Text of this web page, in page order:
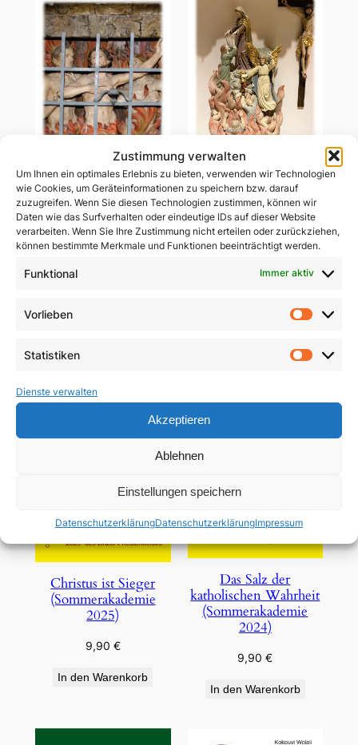
Zustimmung verwalten
Um Ihnen ein optimales Erlebnis zu bieten, verwenden wir Technologien
wie Cookies, um Geräteinformationen zu speichern bzw. darauf
zuzugreifen. Wenn Sie diesen Technologien zustimmen, können wir
Daten wie das Surfverhalten oder eindeutige IDs auf dieser Website
verarbeiten. Wenn Sie Ihre Zustimmung nicht erteilen oder zurückziehen,
können bestimmte Merkmale und Funktionen beeinträchtigt werden.
Funktional Immer aktiv
Vorlieben
Statistiken
Dienste verwalten
Akzeptieren
Ablehnen
Einstellungen speichern
DatenschutzerklärungDatenschutzerklärungImpressum
Ablass-Gebetsbildchen
(Motiv C: Dießen)
5,00€
Ablass-Gebetsbildchen
(Motiv D: Maria
Vesperbild)
Christus ist Sieger
(Sommerakademie
2025)
9,90 €
In den Warenkorb
Das Salz der
katholischen Wahrheit
(Sommerakademie
2024)
9,90€
In den Warenkorb